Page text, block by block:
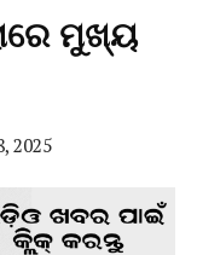
ମୁଖ୍ୟ
2025